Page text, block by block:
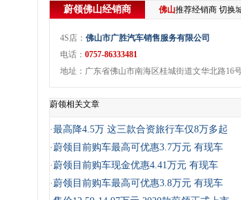
蔚领佛山经销商 佛山推荐经销商 切换
4S店： 佛山市广胜汽车销售服务有限公司
电话： 0757-86333481
地址：广东省佛山市南海区桂城街道文华北路16
蔚领相关文章
·最高降4.5万 这三款合资旅行车仅8万多起
·蔚领目前购车最高可优惠3.7万元 有现车
·蔚领目前购车现金优惠4.41万元 有现车
·蔚领目前购车最高可优惠3.8万元 有现车